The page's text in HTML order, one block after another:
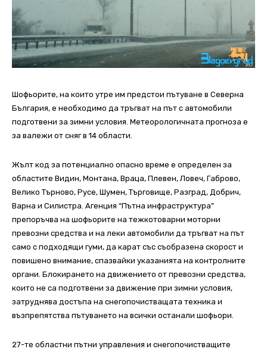
Шофьорите, на които утре им предстои пътуване в Северна
България, е необходимо да тръгват на път с автомобили
подготвени за зимни условия. Метеорологичната прогноза е
за валежи от сняг в 14 области.
Жълт код за потенциално опасно време е определен за
областите Видин, Монтана, Враца, Плевен, Ловеч, Габрово,
Велико Търново, Русе, Шумен, Търговище, Разград, Добрич,
Варна и Силистра. Агенция “Пътна инфраструктура”
препоръчва на шофьорите на тежкотоварни моторни
превозни средства и на леки автомобили да тръгват на път
само с подходящи гуми, да карат със съобразена скорост и
повишено внимание, спазвайки указанията на контролните
органи. Блокирането на движението от превозни средства,
които не са подготвени за движение при зимни условия,
затруднява достъпа на снегопочистващата техника и
възпрепятства пътуването на всички останали шофьори.
27-те областни пътни управления и снегопочистващите